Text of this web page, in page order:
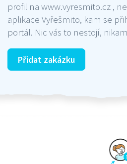
profil na www.vyresmito.cz ,
aplikace Vyřešmito, kam se
portál. Nic vás to nestojí,
Přidat zakázku